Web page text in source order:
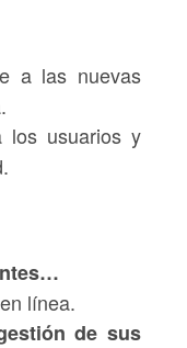
a las nuevas
los usuarios y
línea.
de sus